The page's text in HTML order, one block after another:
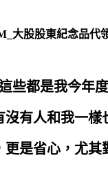
些都是我今年
有人和我一樣
是省心，尤